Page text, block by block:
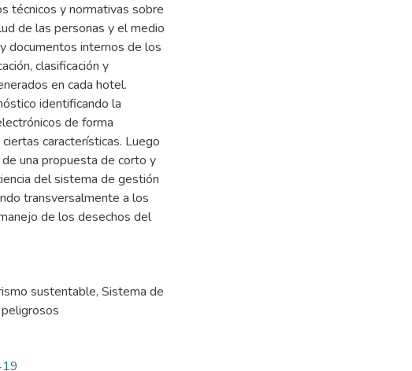
técnicos y normativas sobre
de las personas y el medio
documentos internos de los
clasificación y
en cada hotel.
identificando la
de forma
características. Luego
una propuesta de corto y
del sistema de gestión
transversalmente a los
de los desechos del
sustentable, Sistema de